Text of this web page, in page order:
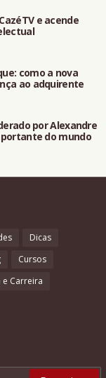
e acende
como a nova
ao adquirente
por Alexandre
do mundo
Dicas
Cursos
e Carreira